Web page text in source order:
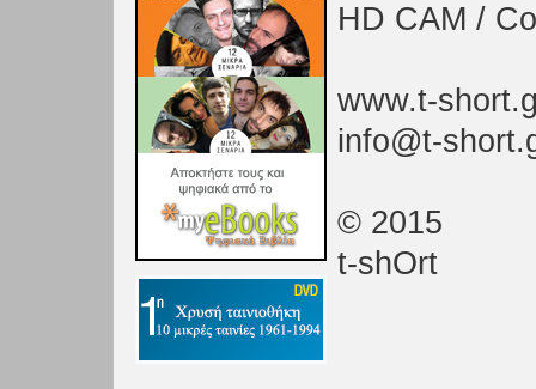
HD CAM /
www.t-
info@t-
© 2015
t-shOrt